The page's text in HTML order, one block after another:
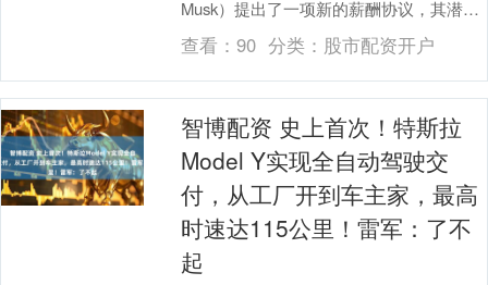
Musk）提出了一项新的薪酬协议，其潜在
价值约达 1 万亿美元，这是美....
查看：90 分类： 股市配资开户
智博配资 史上首次！特斯拉
Model Y实现全自动驾驶交
付，从工厂开到车主家，最高
时速达115公里！雷军：了不
起